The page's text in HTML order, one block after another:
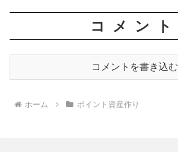
コメント
コメントを書き込む
ホーム ポイント資産作り